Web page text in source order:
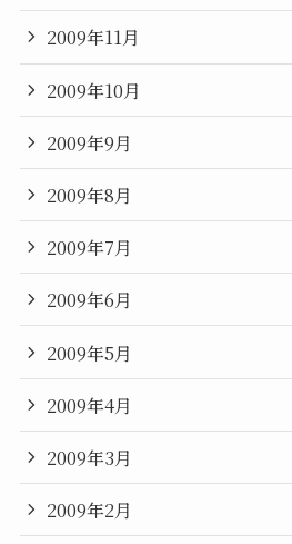
2009年11月
2009年10月
2009年9月
2009年8月
2009年7月
2009年6月
2009年5月
2009年4月
2009年3月
2009年2月